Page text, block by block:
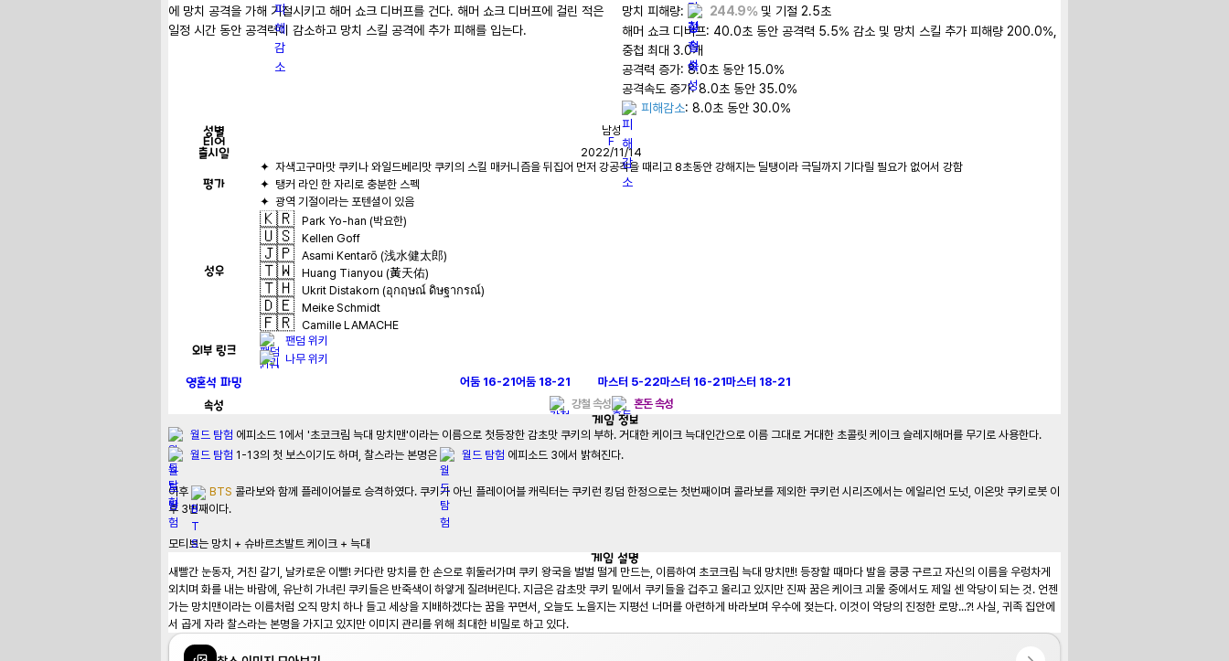
에 망치 공격을 가해 기절시키고 해머 쇼크 디버프를 건다. 해머 쇼크 디버프에 걸린 적은
일정 시간 동안 공격력이 감소하고 망치 스킬 공격에 추가 피해를 입는다.
망치 피해량:
244.9% 및 기절 2.5초
해머 쇼크 디버프: 40.0초 동안 공격력 5.5% 감소 및 망치 스킬 추가 피해량 200.0%,
중첩 최대 3.0개
공격력 증가: 8.0초 동안 15.0%
피해감소: 8.0초 동안 30.0%
성별 남성
티어 F
출시일 2022/11/14
평가
성우
🇰🇷 Park Yo-han (박요한)
🇺🇸 Kellen Goff
🇯🇵 Asami Kentarō (浅水健太郎)
🇹🇼 Huang Tianyou (黃天佑)
🇹🇭 Ukrit Distakorn (อุกฤษณ์ ดิษฐากรณ์)
🇩🇪 Meike Schmidt
🇫🇷 Camille LAMACHE
외부 링크
팬덤 위키
나무 위키
영혼석 파밍 어둠 16-21어둠 18-21 마스터 5-22마스터 16-21마스터 18-21
속성 강철 속성 혼돈 속성
게임 정보
월드 탐험 에피소드 1에서 '초코크림 늑대 망치맨'이라는 이름으로 첫등장한 감초맛 쿠키의 부하. 거대한 케이크 늑대인간으로 이름 그대로 거대한 초콜릿 케이크 슬레지해머를 무기로 사용한다.
월드 탐험 1-13의 첫 보스이기도 하며, 찰스라는 본명은 월드 탐험 에피소드 3에서 밝혀진다.
이후 BTS 콜라보와 함께 플레이어블로 승격하였다. 쿠키가 아닌 플레이어블 캐릭터는 쿠키런 킹덤 한정으로는 첫번째이며 콜라보를 제외한 쿠키런 시리즈에서는 에일리언 도넛, 이온맛 쿠키로봇 이
후 3번째이다.
모티브는 망치 + 슈바르츠발트 케이크 + 늑대
게임 설명
새빨간 눈동자, 거친 갈기, 날카로운 이빨! 커다란 망치를 한 손으로 휘둘러가며 쿠키 왕국을 벌벌 떨게 만드는, 이름하여 초코크림 늑대 망치맨! 등장할 때마다 발을 쿵쿵 구르고 자신의 이름을 우렁차게
외치며 화를 내는 바람에, 유난히 가녀린 쿠키들은 반죽색이 하얗게 질려버린다. 지금은 감초맛 쿠키 밑에서 쿠키들을 겁주고 울리고 있지만 진짜 꿈은 케이크 괴물 중에서도 제일 센 악당이 되는 것. 언젠
가는 망치맨이라는 이름처럼 오직 망치 하나 들고 세상을 지배하겠다는 꿈을 꾸면서, 오늘도 노을지는 지평선 너머를 아련하게 바라보며 우수에 젖는다. 이것이 악당의 진정한 로망...?! 사실, 귀족 집안에
서 곱게 자라 찰스라는 본명을 가지고 있지만 이미지 관리를 위해 최대한 비밀로 하고 있다.